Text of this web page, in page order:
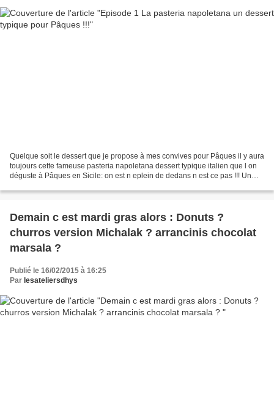
Quelque soit le dessert que je propose à mes convives pour Pâques il y aura
toujours cette fameuse pasteria napoletana dessert typique italien que l on
déguste à Pâques en Sicile: on est n eplein de dedans n est ce pas !!! Un
Demain c est mardi gras alors : Donuts ?
churros version Michalak ? arrancinis chocolat
marsala ?
Publié le 16/02/2015 à 16:25
Par lesateliersdhys